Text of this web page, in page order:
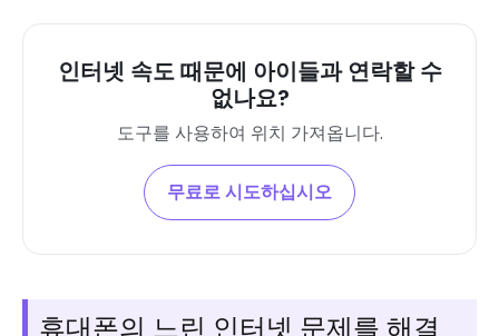
인터넷 속도 때문에 아이들과 연락할 수
없나요?
도구를 사용하여 위치 가져옵니다.
무료로 시도하십시오
휴대폰의 느린 인터넷 문제를 해결